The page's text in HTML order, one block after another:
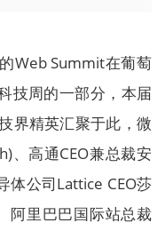
Web Summit在葡萄
技周的一部分，本届
界精英汇聚于此，微
、高通CEO兼总裁安
体公司Lattice CEO莎
阿里巴巴国际站总裁